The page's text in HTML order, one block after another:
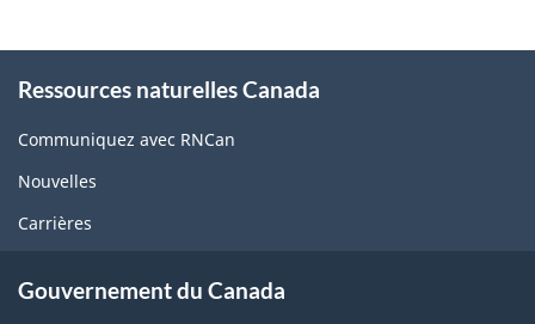
this
site
Ressources naturelles Canada
Communiquez avec RNCan
Nouvelles
Carrières
Gouvernement du Canada